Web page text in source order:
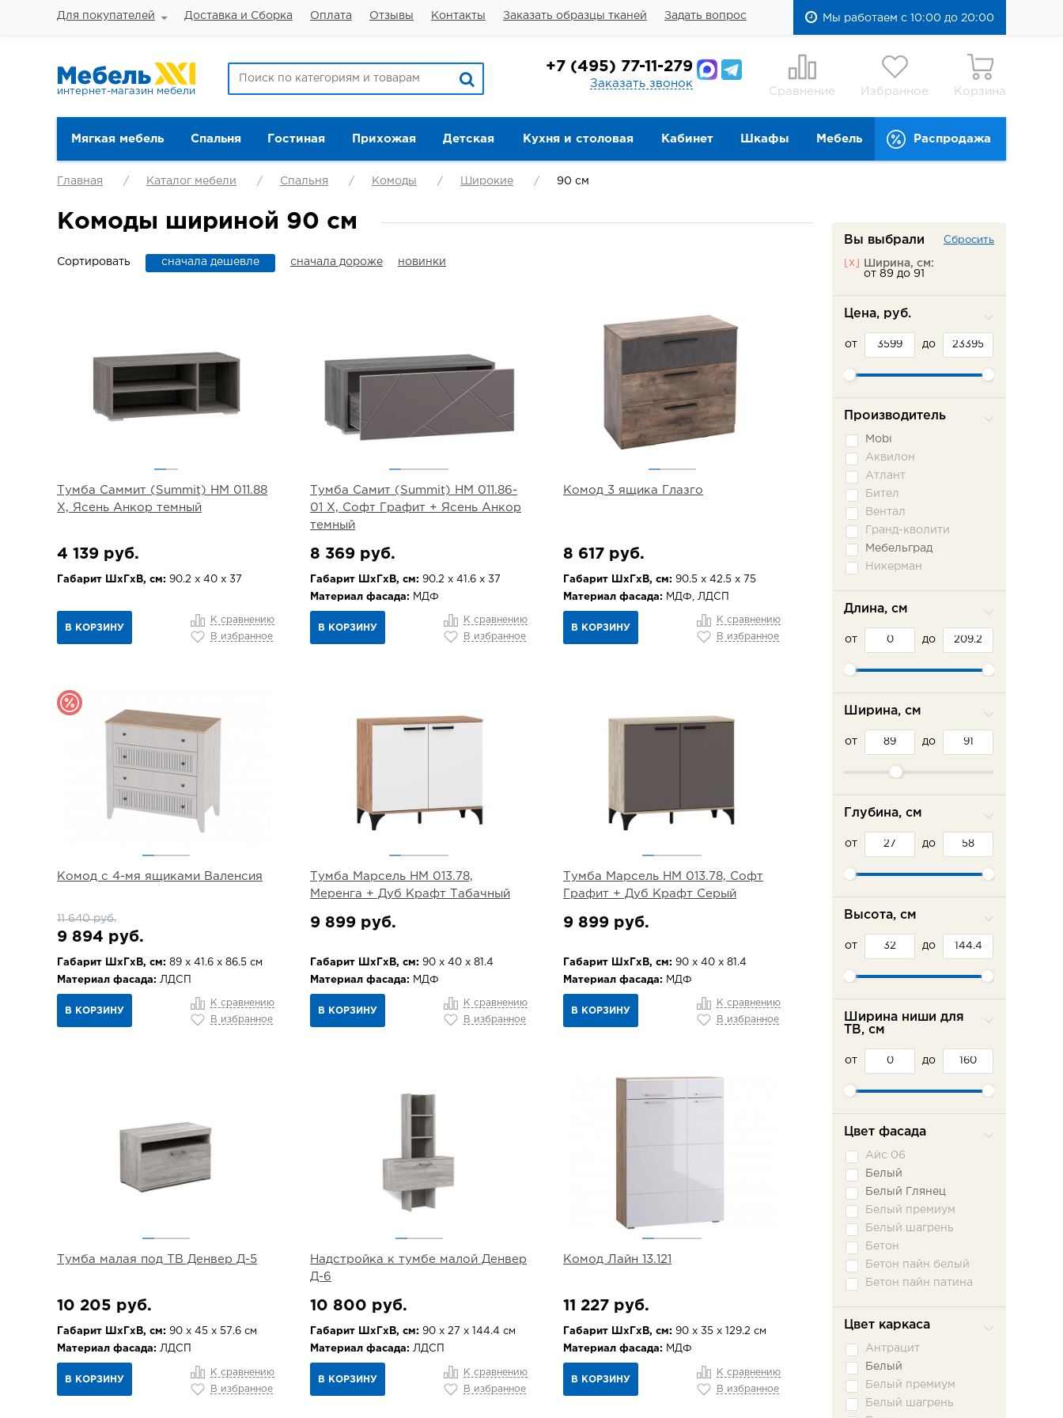
Для покупателей Доставка и Сборка Оплата Отзывы Контакты Заказать образцы тканей Задать вопрос Мы работаем с 10:00 до 20:00
интернет-магазин мебели
+7 (495) 77-11-279
Заказать звонок
Сравнение Избранное Корзина
Мягкая мебель Спальня Гостиная Прихожая Детская Кухня и столовая Кабинет Шкафы Мебель Распродажа
Главная Каталог мебели Спальня Комоды Широкие 90 см
Комоды шириной 90 см
Сортировать сначала дешевле сначала дороже новинки
Тумба Саммит (Summit) НМ 011.88
Х, Ясень Анкор темный
4 139 руб.
Габарит ШхГхВ, см: 90.2 х 40 х 37
В КОРЗИНУ
К сравнению
В избранное
Тумба Самит (Summit) НМ 011.86-
01 Х, Софт Графит + Ясень Анкор
темный
8 369 руб.
Габарит ШхГхВ, см: 90.2 х 41.6 х 37
Материал фасада: МДФ
В КОРЗИНУ
К сравнению
В избранное
Комод 3 ящика Глазго
8 617 руб.
Габарит ШхГхВ, см: 90.5 х 42.5 х 75
Материал фасада: МДФ, ЛДСП
В КОРЗИНУ
К сравнению
В избранное
Комод с 4-мя ящиками Валенсия
11 640 руб.
9 894 руб.
Габарит ШхГхВ, см: 89 х 41.6 х 86.5 см
Материал фасада: ЛДСП
В КОРЗИНУ
К сравнению
В избранное
Тумба Марсель НМ 013.78,
Меренга + Дуб Крафт Табачный
9 899 руб.
Габарит ШхГхВ, см: 90 х 40 х 81.4
Материал фасада: МДФ
В КОРЗИНУ
К сравнению
В избранное
Тумба Марсель НМ 013.78, Софт
Графит + Дуб Крафт Серый
9 899 руб.
Габарит ШхГхВ, см: 90 х 40 х 81.4
Материал фасада: МДФ
В КОРЗИНУ
К сравнению
В избранное
Тумба малая под ТВ Денвер Д-5
10 205 руб.
Габарит ШхГхВ, см: 90 х 45 х 57.6 см
Материал фасада: ЛДСП
В КОРЗИНУ
К сравнению
В избранное
Надстройка к тумбе малой Денвер
Д-6
10 800 руб.
Габарит ШхГхВ, см: 90 х 27 х 144.4 см
Материал фасада: ЛДСП
В КОРЗИНУ
К сравнению
В избранное
Комод Лайн 13.121
11 227 руб.
Габарит ШхГхВ, см: 90 х 35 х 129.2 см
Материал фасада: МДФ
В КОРЗИНУ
К сравнению
В избранное
Вы выбрали Сбросить
[x]
Ширина, см:
от 89 до 91
Цена, руб.
от до
Производитель
Mobi
Аквилон
Атлант
Бител
Вентал
Гранд-кволити
Мебельград
Никерман
Система-мебели
Длина, см
от до
Ширина, см
от до
Глубина, см
от до
Высота, см
от до
Ширина ниши для
ТВ, см
от до
Цвет фасада
Айс 06
Белый
Белый Глянец
Белый премиум
Белый шагрень
Бетон
Бетон пайн белый
Бетон пайн патина
Венге
Вудлайн кремовый
Цвет каркаса
Антрацит
Белый
Белый премиум
Белый шагрень